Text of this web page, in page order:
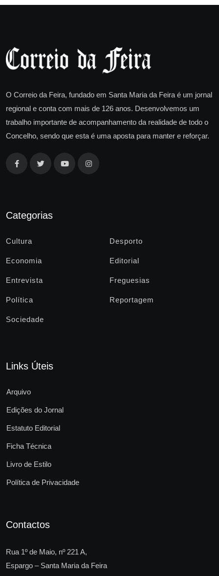
O Correio da Feira, fundado em Santa Maria da Feira é um jornal
regional e conta com mais de 126 anos. Desenvolvemos um
trabalho importante de acompanhamento da realidade de todo o
Concelho, sendo que esta é uma aposta para manter e reforçar.
Categorias
Cultura Desporto
Economia Editorial
Entrevista Freguesias
Política Reportagem
Sociedade
Links Úteis
Arquivo
Edições do Jornal
Estatuto Editorial
Ficha Técnica
Livro de Estilo
Política de Privacidade
Contactos
Rua 1º de Maio, nº 221 A,
Espargo – Santa Maria da Feira